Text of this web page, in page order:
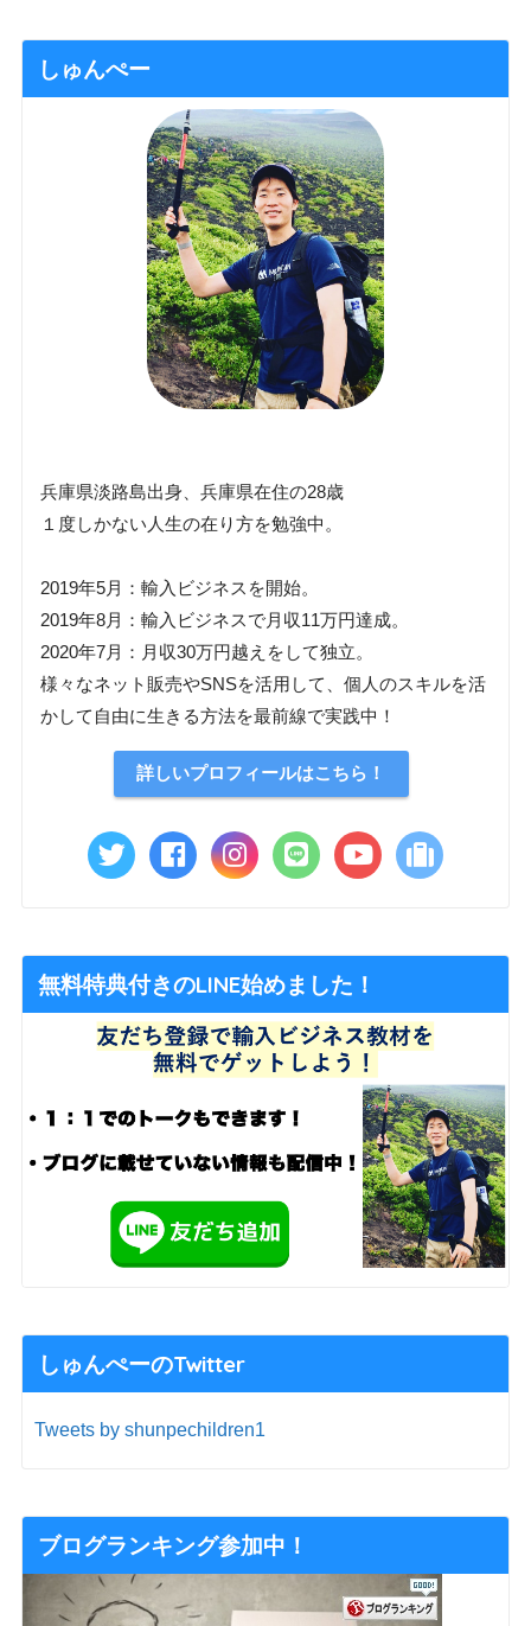
しゅんぺー
兵庫県淡路島出身、兵庫県在住の28歳
１度しかない人生の在り方を勉強中。
2019年5月：輸入ビジネスを開始。
2019年8月：輸入ビジネスで月収11万円達成。
2020年7月：月収30万円越えをして独立。
様々なネット販売やSNSを活用して、個人のスキルを活
かして自由に生きる方法を最前線で実践中！
詳しいプロフィールはこちら！
無料特典付きのLINE始めました！
しゅんぺーのTwitter
Tweets by shunpechildren1
ブログランキング参加中！